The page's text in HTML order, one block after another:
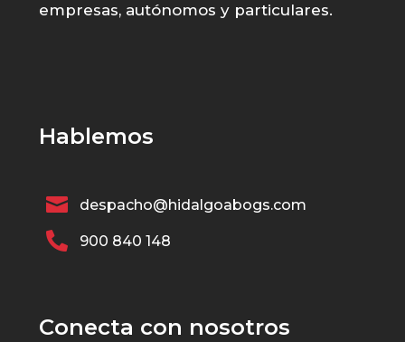
empresas, autónomos y particulares.
Hablemos
 despacho@hidalgoabogs.com
 900 840 148
Conecta con nosotros